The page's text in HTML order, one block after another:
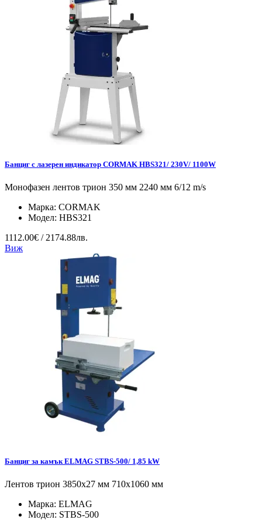
Банциг с лазерен индикатор CORMAK HBS321/ 230V/ 1100W
Монофазен лентов трион 350 мм 2240 мм 6/12 m/s
Марка: CORMAK
Модел: HBS321
1112.00€ / 2174.88лв.
Виж
Банциг за камък ELMAG STBS-500/ 1,85 kW
Лентов трион 3850x27 мм 710x1060 мм
Марка: ELMAG
Модел: STBS-500